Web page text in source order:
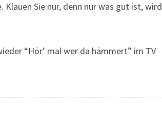
Klauen Sie nur, denn nur was gut ist, wird
“Hör’ mal wer da hämmert” im TV